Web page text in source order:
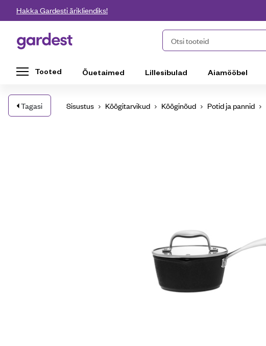
Liigu edasi põhisisu juurde
Hakka Gardesti ärikliendiks!
Gardest Otsi tooteid
Tooted Õuetaimed Lillesibulad Aiamööbel
Tagasi Sisustus Köögitarvikud Kööginõud Potid ja pannid